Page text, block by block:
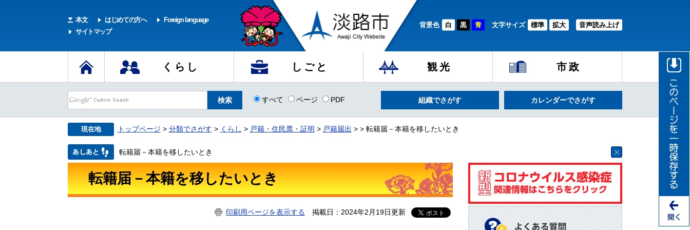
本文 はじめての方へ
Foreign language
サイトマップ
背景色 白 黒 青 文字サイズ 標準 拡大 音声読み上げ
くらし しごと 観光 市政
すべて ページ PDF 組織でさがす カレンダーでさがす
現在地 トップページ > 分類でさがす > くらし > 戸籍・住民票・証明 > 戸籍届出 > > 転籍届－本籍を移したいとき
転籍届－本籍を移したいとき
転籍届－本籍を移したいとき
印刷用ページを表示する 掲載日：2024年2月19日更新